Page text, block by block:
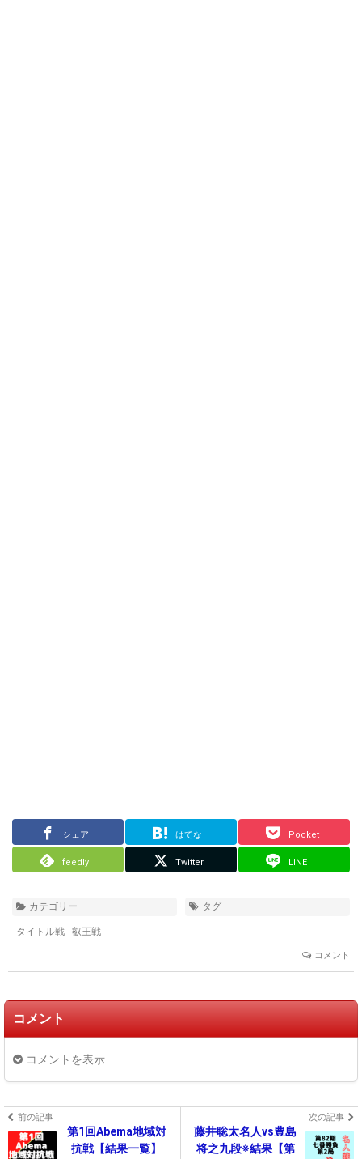
シェア はてな Pocket
feedly Twitter LINE
カテゴリー
タイトル戦 - 叡王戦
タグ
コメント
コメント
コメントを表示
前の記事
第1回Abema地域対
抗戦【結果一覧】
次の記事
藤井聡太名人vs豊島
将之九段※結果【第